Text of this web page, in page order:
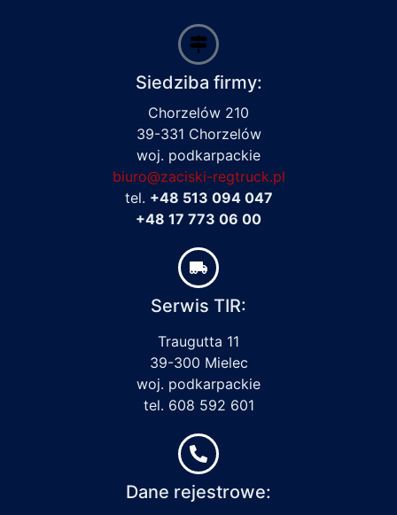
Siedziba firmy:
Chorzelów 210
39-331 Chorzelów
woj. podkarpackie
biuro@zaciski-regtruck.pl
tel. +48 513 094 047
+48 17 773 06 00
Serwis TIR:
Traugutta 11
39-300 Mielec
woj. podkarpackie
tel. 608 592 601
Dane rejestrowe: